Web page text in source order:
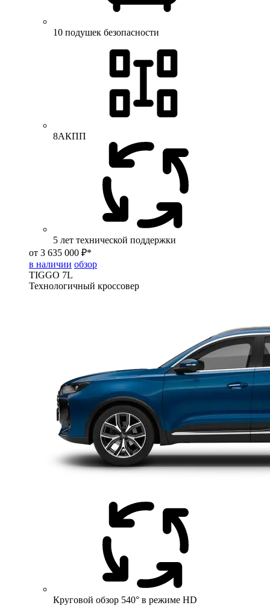
10 подушек безопасности
8АКПП
5 лет технической поддержки
от 3 635 000 ₽*
в наличии обзор
TIGGO 7L
Технологичный кроссовер
Круговой обзор 540° в режиме HD